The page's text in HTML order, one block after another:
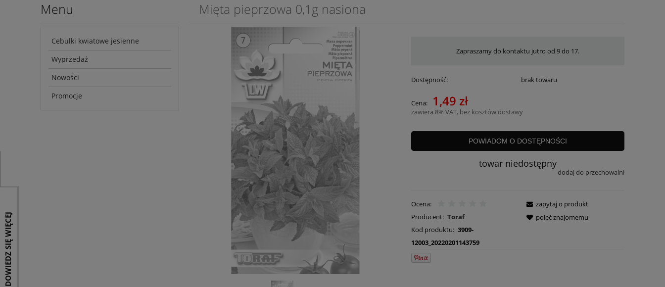
Menu
Cebulki kwiatowe jesienne
Wyprzedaż
Nowości
Promocje
Mięta pieprzowa 0,1g nasiona
Zapraszamy do kontaktu jutro od 9 do 17.
Dostępność: brak towaru
Cena: 1,49 zł
zawiera 8% VAT, bez kosztów dostawy
POWIADOM O DOSTĘPNOŚCI
towar niedostępny
dodaj do przechowalni
Ocena:
Producent: Toraf
Kod produktu: 3909-
12003_20220201143759
zapytaj o produkt
poleć znajomemu
DOWIEDZ SIĘ WIĘCEJ